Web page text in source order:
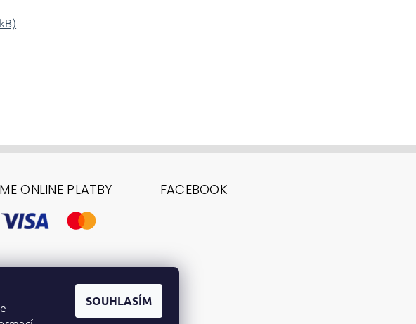
ONLINE PLATBY FACEBOOK
SOUHLASÍM